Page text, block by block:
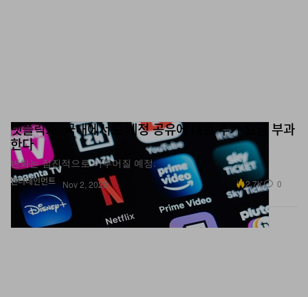
엔터테인먼트
넷플릭스, 국내에서도 계정 공유에 대한 추가 요금 부과
한다
변화는 점진적으로 이루어질 예정.
Nov 2, 2023 2.7K 0